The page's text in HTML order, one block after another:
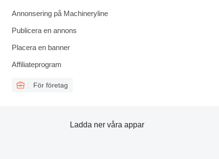
Annonsering på Machineryline
Publicera en annons
Placera en banner
Affiliateprogram
För företag
Ladda ner våra appar